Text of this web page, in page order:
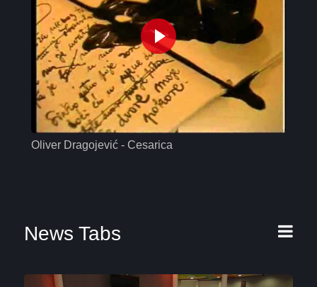
Oliver Dragojević - Cesarica
News Tabs